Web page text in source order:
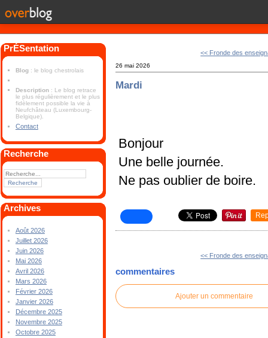
PrÉSentation
Blog : le blog chestrolais
Description : Le blog retrace
le plus régulièrement et le plus
fidèlement possible la vie à
Neufchâteau (Luxembourg-
Belgique).
Contact
Recherche
Archives
Août 2026
Juillet 2026
Juin 2026
Mai 2026
Avril 2026
Mars 2026
Février 2026
Janvier 2026
Décembre 2025
Novembre 2025
Octobre 2025
<< Fronde des
26 mai 2026
Mardi
Bonjour
Une belle journée.
Ne pas oublier de boire.
<< Fronde des
commentaires
Ajouter un commentaire